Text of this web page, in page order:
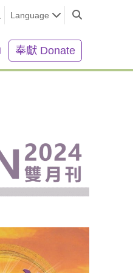
Language
奉獻 Donate